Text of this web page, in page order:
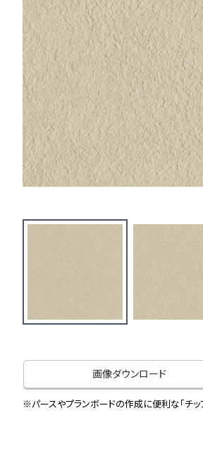
画像ダウンロード
※パースやプランボードの作成に便利な「チッ